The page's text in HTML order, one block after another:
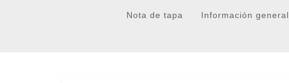
Nota de tapa Información general